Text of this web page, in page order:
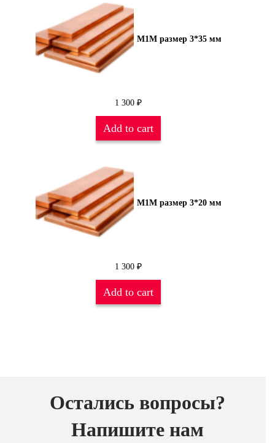
М1М размер 3*35 мм
1 300 ₽
Add to cart
М1М размер 3*20 мм
1 300 ₽
Add to cart
Остались вопросы?
Напишите нам